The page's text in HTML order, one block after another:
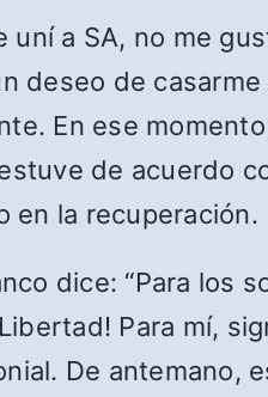
uní a SA, no me
deseo de
En ese
de acuerdo
en la recuperación.
dice: “Para los
Para mí,
De antemano,